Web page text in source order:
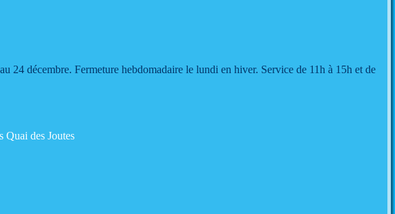
24 décembre. Fermeture hebdomadaire le lundi en hiver. Service de 11h à 15h et de
Quai des Joutes